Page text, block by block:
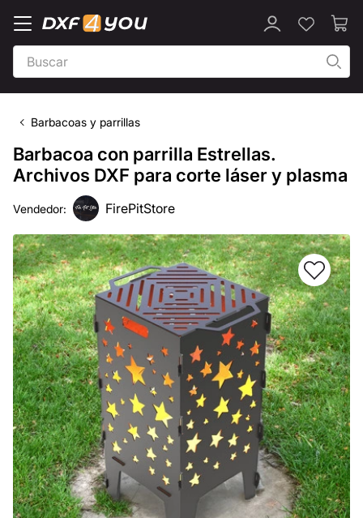
Barbacoas y parrillas
Barbacoa con parrilla Estrellas.
Archivos DXF para corte láser y plasma
Vendedor: FirePitStore